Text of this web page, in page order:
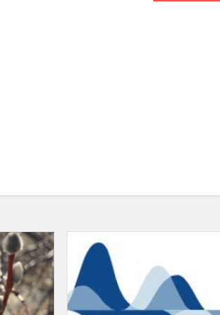
II
VIETA
MIESTO
KONKURSE